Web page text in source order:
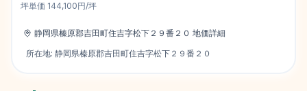
坪単価 144,100円/坪
静岡県榛原郡吉田町住吉字松下２９番２０ 地価詳細
所在地: 静岡県榛原郡吉田町住吉字松下２９番２０